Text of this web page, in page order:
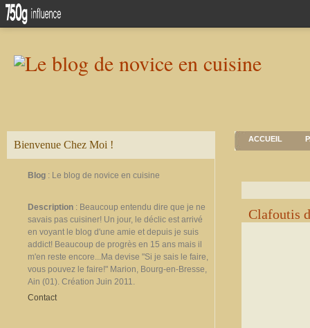
Bienvenue Chez Moi !
Blog : Le blog de novice en cuisine
Description : Beaucoup entendu dire que je ne
savais pas cuisiner! Un jour, le déclic est arrivé
en voyant le blog d'une amie et depuis je suis
addict! Beaucoup de progrès en 15 ans mais il
m'en reste encore...Ma devise "Si je sais le faire,
vous pouvez le faire!" Marion, Bourg-en-Bresse,
Ain (01). Création Juin 2011.
Contact
ACCUEIL
Clafoutis